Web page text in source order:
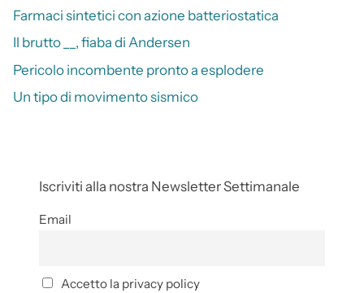
Farmaci sintetici con azione batteriostatica
Il brutto __, fiaba di Andersen
Pericolo incombente pronto a esplodere
Un tipo di movimento sismico
Iscriviti alla nostra Newsletter Settimanale
Email
Accetto la privacy policy